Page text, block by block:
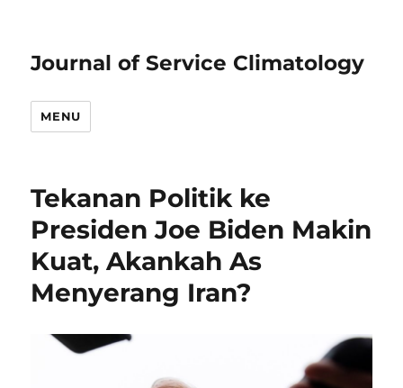
Journal of Service Climatology
MENU
Tekanan Politik ke
Presiden Joe Biden Makin
Kuat, Akankah As
Menyerang Iran?